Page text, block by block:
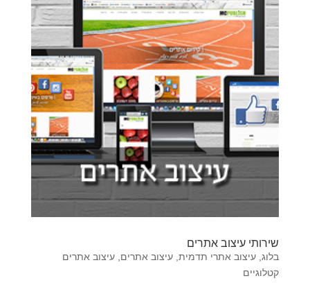
שירותי עיצוב אתרים
בלוג, עיצוב אתרי תדמית, עיצוב אתרים עיצוב אתרים
קטלוגיים